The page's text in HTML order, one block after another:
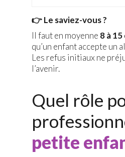
👉 Le saviez-vous ?
Il faut en moyenne 8 à
qu’un enfant accepte un
Les refus initiaux ne
l’avenir.
Quel rôle
petite